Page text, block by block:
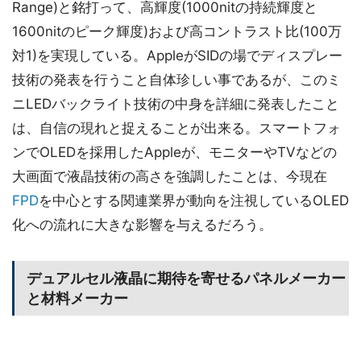
Range)と銘打って、高輝度(1000nitの持続輝度と
1600nitのピーク輝度)および高コントラスト比(100万
対1)を実現している。AppleがSIDの場でディスプレー
技術の発表を行うこと自体珍しい事であるが、このミ
ニLEDバックライト技術の中身を詳細に発表したこと
は、自信の現れと捉えることが出来る。スマートフォ
ンでOLEDを採用したAppleが、モニターやTVなどの
大画面で液晶技術の高さを強調したことは、今現在
FPDを中心とする関連業界が動向を注視しているOLED
化への流れに大きな影響を与えるだろう。
デュアルセル液晶に期待を寄せるパネルメーカー
と材料メーカー